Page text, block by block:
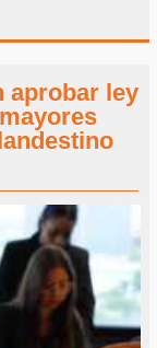
aprobar ley